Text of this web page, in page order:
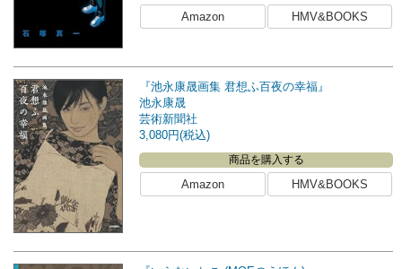
Amazon HMV&BOOKS
『池永康晟画集 君想ふ百夜の幸福』
池永康晟
芸術新聞社
3,080円(税込)
商品を購入する
Amazon HMV&BOOKS